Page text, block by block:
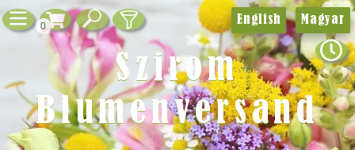
0
English Magyar
Szirom
Blumenversand